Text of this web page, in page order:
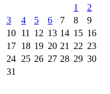
1
2
3
4 5 6 7 8
9
10 11 12 13 14 15 16
17 18 19 20 21 22 23
24 25 26 27 28 29 30
31